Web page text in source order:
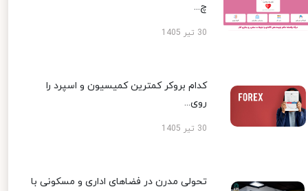
چ...
30 تیر 1405
کدام بروکر کمترین کمیسیون و اسپرد را
روی...
30 تیر 1405
تحولی مدرن در فضاهای اداری و مسکونی با